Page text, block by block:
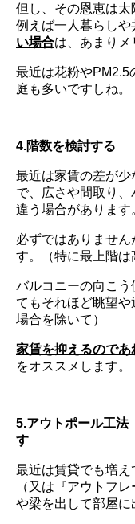
但し、その恩恵は太
例えば一人暮らしや
い場合は、あまりメ
最近は花粉やPM2.5
庭も多いですしね。
4.階数を検討する
最近は家賃の差が
で、広さや間取り
違う場合があります
必ずではありませ
す。（特に最上階は
バルコニーの向こ
てもそれほど眺望
場合を除いて）
家賃を抑えるので
をオススメします。
5.アウトポール工法
す
最近は賃貸でも増え
（又は『アウトフ
や梁を出して部屋に